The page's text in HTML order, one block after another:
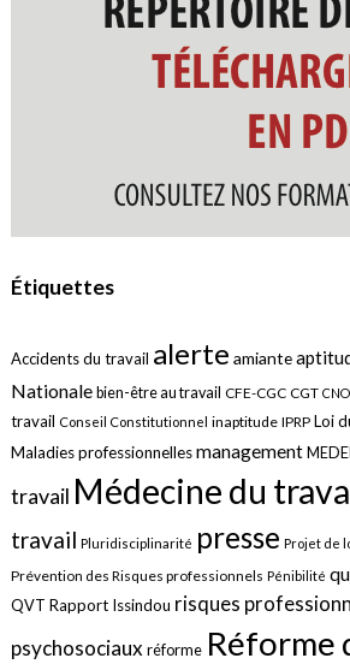
Étiquettes
Accidents du travail alerte amiante
Nationale bien-être au travail CFE-CGC CGT
travail Conseil Constitutionnel inaptitude IPRP Loi
Maladies professionnellesmanagement
travail Médecine du
travail Pluridisciplinarité presse Projet de
Prévention des Risques professionnels Pénibilité
QVT Rapport Issindou risques
psychosociaux réforme Réforme